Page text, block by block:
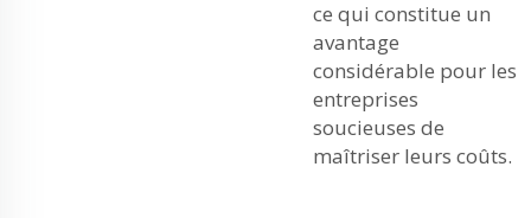
ce qui constitue un
avantage
considérable pour les
entreprises
soucieuses de
maîtriser leurs coûts.